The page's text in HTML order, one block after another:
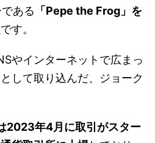
ある 「Pepe the Frog」を
です。
やインターネットで広まっ
して取り込んだ、ジョーク
2023年4月に取引がスター